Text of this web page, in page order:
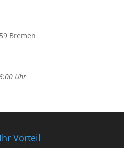
Bremen
Uhr
Vorteil